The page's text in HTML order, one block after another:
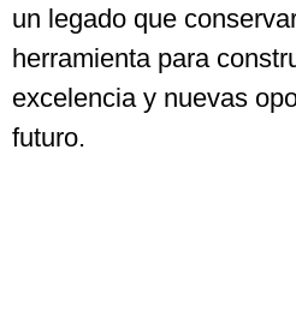
un legado que
herramienta para
excelencia y nuevas
futuro.